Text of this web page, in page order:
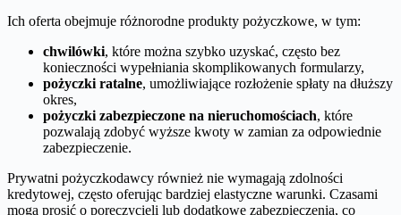
Ich oferta obejmuje różnorodne produkty pożyczkowe, w tym:
chwilówki, które można szybko uzyskać, często bez
konieczności wypełniania skomplikowanych formularzy,
pożyczki ratalne, umożliwiające rozłożenie spłaty na dłuższy
okres,
pożyczki zabezpieczone na nieruchomościach, które
pozwalają zdobyć wyższe kwoty w zamian za odpowiednie
zabezpieczenie.
Prywatni pożyczkodawcy również nie wymagają zdolności
kredytowej, często oferując bardziej elastyczne warunki. Czasami
mogą prosić o poręczycieli lub dodatkowe zabezpieczenia, co